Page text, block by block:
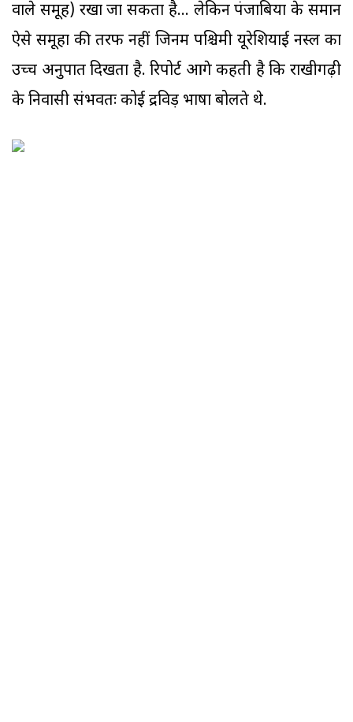
वाले समूह) रखा जा सकता है... लेकिन पंजाबियों के समान
ऐसे समूहों की तरफ नहीं जिनमें पश्चिमी यूरेशियाई नस्ल का
उच्च अनुपात दिखता है. रिपोर्ट आगे कहती है कि राखीगढ़ी
के निवासी संभवतः कोई द्रविड़ भाषा बोलते थे.